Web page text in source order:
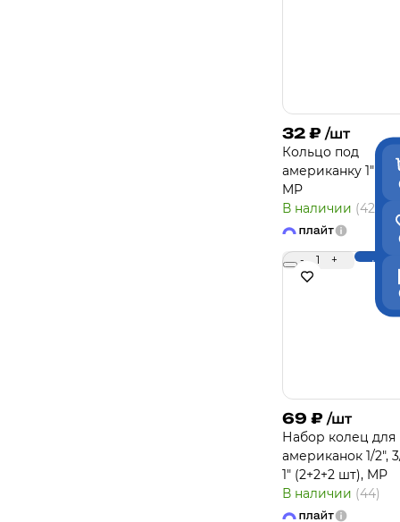
32 ₽ /шт
Кольцо под
американку 1"
MP
В наличии (42)
- 1 +
69 ₽ /шт
Набор колец для
американок 1/2",
1" (2+2+2 шт), MP
В наличии (44)